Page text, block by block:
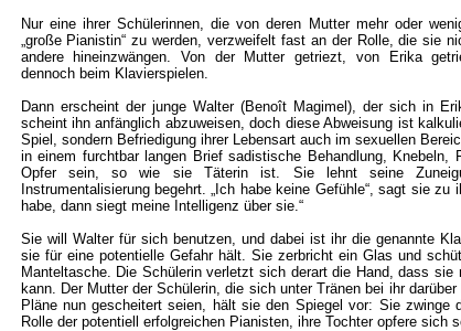
Nur eine ihrer Schülerinnen, die von deren Mutter mehr oder
„große Pianistin“ zu werden, verzweifelt fast an der Rolle, die sie
andere hineinzwängen. Von der Mutter getriezt, von Erika
dennoch beim Klavierspielen.
Dann erscheint der junge Walter (Benoît Magimel), der sich in
scheint ihn anfänglich abzuweisen, doch diese Abweisung ist
Spiel, sondern Befriedigung ihrer Lebensart auch im sexuellen
in einem furchtbar langen Brief sadistische Behandlung, Knebeln,
Opfer sein, so wie sie Täterin ist. Sie lehnt seine
Instrumentalisierung begehrt. „Ich habe keine Gefühle“, sagt sie zu
habe, dann siegt meine Intelligenz über sie.“
Sie will Walter für sich benutzen, und dabei ist ihr die genannte
sie für eine potentielle Gefahr hält. Sie zerbricht ein Glas und
Manteltasche. Die Schülerin verletzt sich derart die Hand, dass sie
kann. Der Mutter der Schülerin, die sich unter Tränen bei ihr
Pläne nun gescheitert seien, hält sie den Spiegel vor: Sie zwinge
Rolle der potentiell erfolgreichen Pianisten, ihre Tochter opfere sich